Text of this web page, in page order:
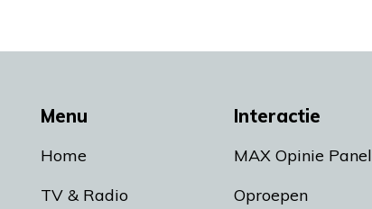
Menu
Home
TV & Radio
Interactie
MAX Opinie Panel
Oproepen